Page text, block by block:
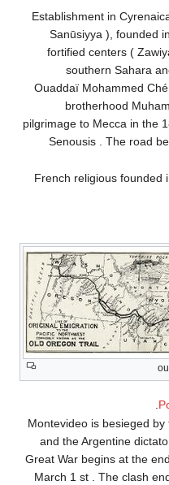
Establishment in
Sanūsiyya ), founded
fortified centers (
southern Sahara
Ouaddaï Mohammed
brotherhood
pilgrimage to Mecca in the
Senousis . The road
French religious founded
- Montevideo is besieged
and the Argentine
Great War begins at the
March 1 st . The clash